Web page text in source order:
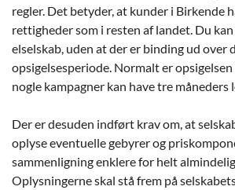
regler. Det betyder, at kunder i Birkende
rettigheder som i resten af landet. Du
elselskab, uden at der er binding ud over
opsigelsesperiode. Normalt er opsigelsen
nogle kampagner kan have tre måneders
Der er desuden indført krav om, at
oplyse eventuelle gebyrer og
sammenligning enklere for helt
Oplysningerne skal stå frem på